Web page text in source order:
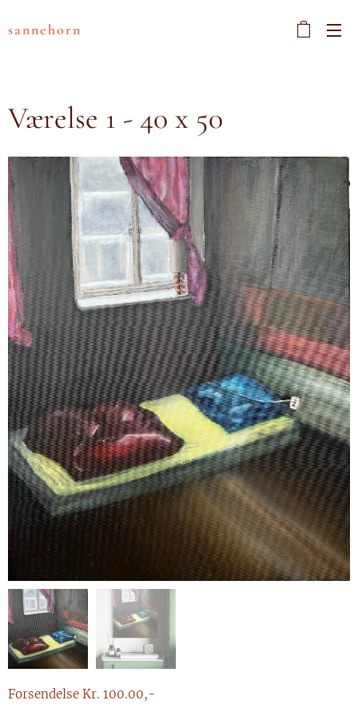
sannehorn
Værelse 1 - 40 x 50
Forsendelse Kr. 100.00,-